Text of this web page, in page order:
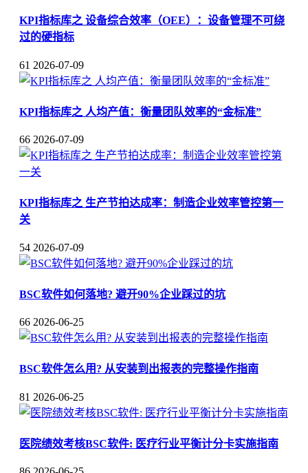
KPI指标库之 设备综合效率（OEE）：设备管理不可绕
过的硬指标
61 2026-07-09
KPI指标库之 人均产值：衡量团队效率的“金标准”
66 2026-07-09
KPI指标库之 生产节拍达成率：制造企业效率管控第一
关
54 2026-07-09
BSC软件如何落地? 避开90%企业踩过的坑
66 2026-06-25
BSC软件怎么用? 从安装到出报表的完整操作指南
81 2026-06-25
医院绩效考核BSC软件: 医疗行业平衡计分卡实施指南